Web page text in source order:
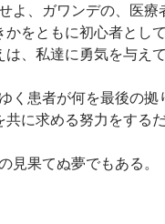
よ、ガワンデの、医療
かをともに初心者とし
、私達に勇気を与えて
く患者が何を最後の拠
に求める努力をするだ
果てぬ夢でもある。